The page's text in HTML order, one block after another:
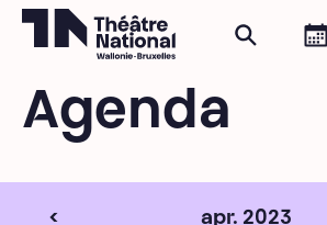
Zoeken
Agenda
< apr. 2023